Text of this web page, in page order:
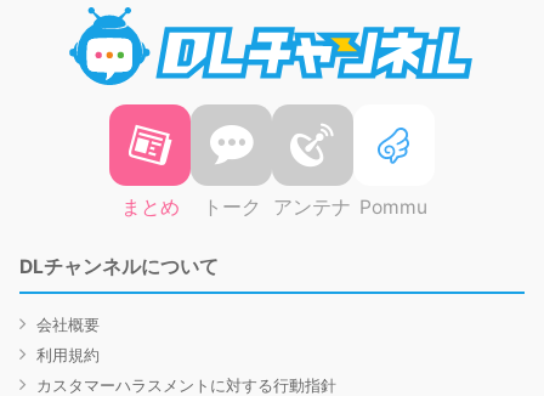
まとめ トーク アンテナ Pommu
DLチャンネルについて
会社概要
利用規約
カスタマーハラスメントに対する行動指針